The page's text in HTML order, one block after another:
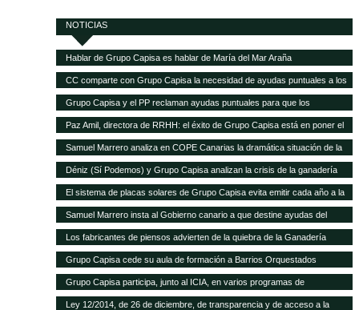
NOTICIAS
Hablar de Grupo Capisa es hablar de María del Mar Araña
CC comparte con Grupo Capisa la necesidad de ayudas puntuales a los
ganaderos canarios
Grupo Capisa y el PP reclaman ayudas puntuales para que los
ganaderos canarios puedan pagar la gran subida de la alimentación
animal
Paz Amil, directora de RRHH: el éxito de Grupo Capisa está en poner el
foco en las personas
Samuel Marrero analiza en COPE Canarias la dramática situación de la
ganadería canaria
Déniz (Sí Podemos) y Grupo Capisa analizan la crisis de la ganadería
canaria
El sistema de placas solares de Grupo Capisa evita emitir cada año a la
atmósfera 95,5 toneladas de CO2
Samuel Marrero insta al Gobierno canario a que destine ayudas del
Fondo de Recuperación a la ganadería, en peligro de desaparecer por la
crisis
Los fabricantes de piensos advierten de la quiebra de la Ganadería
canaria y demandan ayudas directas a las explotaciones
Grupo Capisa cede su aula de formación a Barrios Orquestados
Grupo Capisa participa, junto al ICIA, en varios programas de
investigación ganadera
Ley 12/2014, de 26 de diciembre, de transparencia y de acceso a la